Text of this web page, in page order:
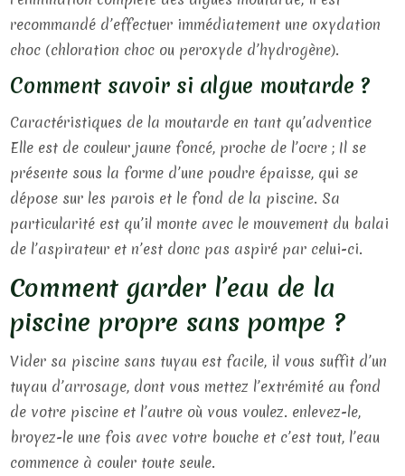
recommandé d’effectuer immédiatement une oxydation
choc (chloration choc ou peroxyde d’hydrogène).
Comment savoir si algue moutarde ?
Caractéristiques de la moutarde en tant qu’adventice
Elle est de couleur jaune foncé, proche de l’ocre ; Il se
présente sous la forme d’une poudre épaisse, qui se
dépose sur les parois et le fond de la piscine. Sa
particularité est qu’il monte avec le mouvement du balai
de l’aspirateur et n’est donc pas aspiré par celui-ci.
Comment garder l’eau de la
piscine propre sans pompe ?
Vider sa piscine sans tuyau est facile, il vous suffit d’un
tuyau d’arrosage, dont vous mettez l’extrémité au fond
de votre piscine et l’autre où vous voulez. enlevez-le,
broyez-le une fois avec votre bouche et c’est tout, l’eau
commence à couler toute seule.